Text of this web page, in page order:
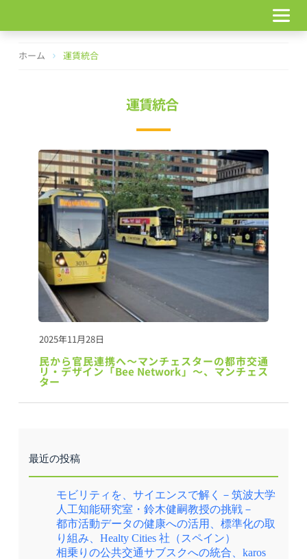
テ
ホーム 運賃統合
運賃統合
2025年11月28日
民から官民連携へ～マンチェスターの都市交通
リ・デザイン「Bee Network」～、マンチェス
ター
最近の投稿
モビリティを、サイエンスで解く－筑波大学
人工知能研究室・鈴木健嗣教授の挑戦－
都市活動データの健康への活用、標準化の取
り組み、Healty Cities 社（スペイン）
相乗りの公共交通サブスクへの統合、karos